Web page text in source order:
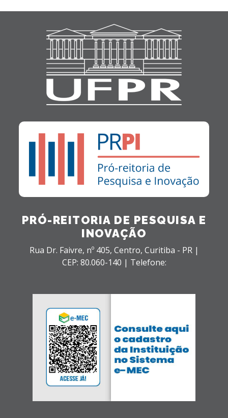
PRÓ-REITORIA DE PESQUISA E
INOVAÇÃO
Rua Dr. Faivre, nº 405, Centro, Curitiba - PR |
CEP: 80.060-140 | Telefone: